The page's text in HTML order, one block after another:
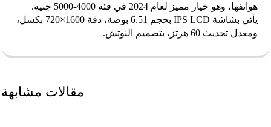
هواتفها، وهو خيار مميز لعام 2024 في فئة 4000-5000 جنيه.
يأتي بشاشة IPS LCD بحجم 6.51 بوصة، دقة 1600×720 بكسل،
ومعدل تحديث 60 هرتز، بتصميم النوتش.
مقالات مشابهة